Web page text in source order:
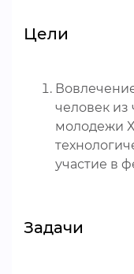
Цели
человек из
молодежи
участие в
Задачи